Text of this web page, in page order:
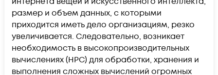
размер и объем данных, с которыми
приходится иметь дело организациям, резко
увеличивается. Следовательно, возникает
необходимость в высокопроизводительных
вычислениях (HPC) для обработки, хранения и
выполнения сложных вычислений огромных